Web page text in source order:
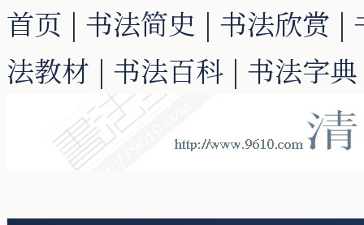
首页 | 书法简史 | 书法欣赏 |
法教材 | 书法百科 | 书法字典